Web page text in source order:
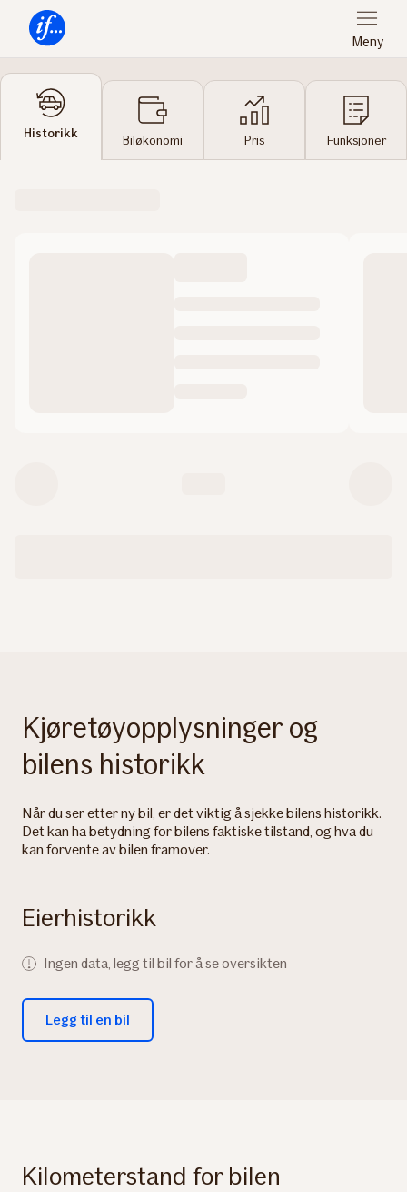
Meny
Historikk Biløkonomi Pris Funksjoner
Kjøretøyopplysninger og
bilens historikk
Når du ser etter ny bil, er det viktig å sjekke bilens historikk.
Det kan ha betydning for bilens faktiske tilstand, og hva du
kan forvente av bilen framover.
Eierhistorikk
Ingen data, legg til bil for å se oversikten
Legg til en bil
Kilometerstand for bilen